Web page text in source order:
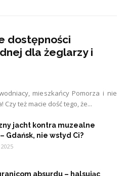
dostępności
dla żeglarzy i
mieszkańcy Pomorza i nie
też macie dość tego, że...
jacht kontra muzealne
Gdańsk, nie wstyd Ci?
absurdu – halsując